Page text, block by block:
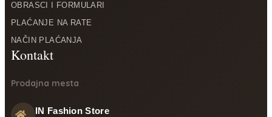
OBRASCI I FORMULARI
PLAĆANJE NA RATE
NAČIN PLAĆANJA
Prodajna mesta
IN Fashion Store